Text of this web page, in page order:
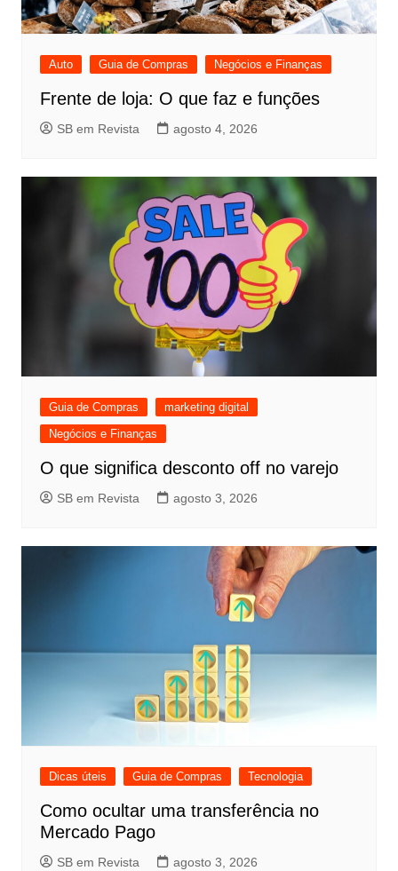
Auto Guia de Compras Negócios e Finanças
Frente de loja: O que faz e funções
SB em Revista agosto 4, 2026
Guia de Compras
marketing digital
Negócios e Finanças
O que significa desconto off no varejo
SB em Revista agosto 3, 2026
Dicas úteis Guia de Compras Tecnologia
Como ocultar uma transferência no
Mercado Pago
SB em Revista agosto 3, 2026